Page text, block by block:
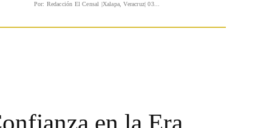
Por: Redacción El Censal |Xalapa, Veracruz| 03...
en la Era